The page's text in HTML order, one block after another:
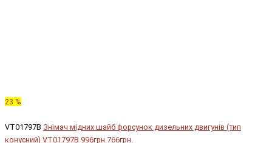
23 %
VT01797B Знімач мідних шайб форсунок дизельних двигунів (тип
конусний) VT01797B 996грн.766грн.